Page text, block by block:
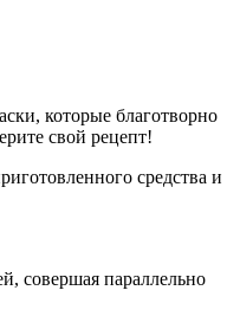
которые благотворно
свой рецепт!
средства и
совершая параллельно